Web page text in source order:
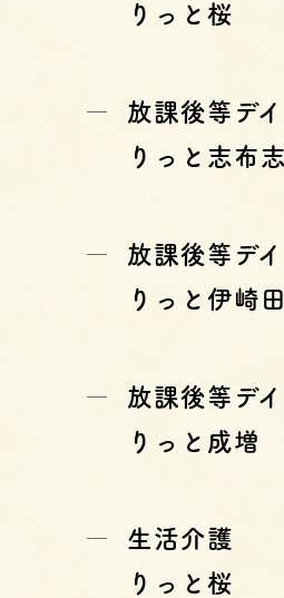
りっと桜
放課後等デ
りっと志布志
放課後等デ
りっと伊崎田
放課後等デ
りっと成増
生活介護
りっと桜